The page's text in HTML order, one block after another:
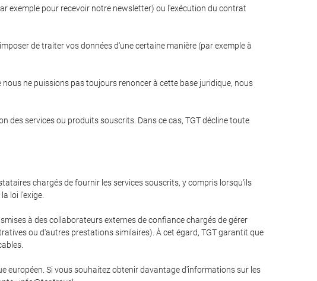
exemple pour recevoir notre newsletter) ou l'exécution du contrat
de traiter vos données d'une certaine manière (par exemple à
ne puissions pas toujours renoncer à cette base juridique, nous
services ou produits souscrits. Dans ce cas, TGT décline toute
chargés de fournir les services souscrits, y compris lorsqu'ils
loi l'exige.
à des collaborateurs externes de confiance chargés de gérer
ou d'autres prestations similaires). À cet égard, TGT garantit que
européen. Si vous souhaitez obtenir davantage d'informations sur les